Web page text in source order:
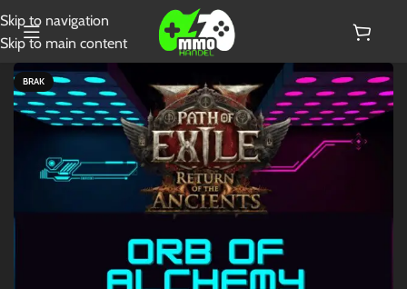
Skip to navigation
Skip to main content
BRAK